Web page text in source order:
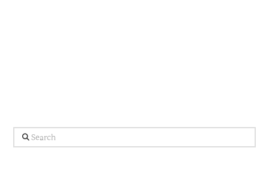
Search